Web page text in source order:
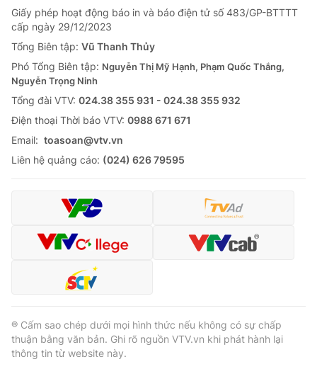
Giấy phép hoạt động báo in và báo điện tử số 483/GP-BTTTT
cấp ngày 29/12/2023
Tổng Biên tập: Vũ Thanh Thủy
Phó Tổng Biên tập: Nguyễn Thị Mỹ Hạnh, Phạm Quốc Thắng,
Nguyễn Trọng Ninh
Tổng đài VTV: 024.38 355 931 - 024.38 355 932
Ðiện thoại Thời báo VTV: 0988 671 671
Email: toasoan@vtv.vn
Liên hệ quảng cáo: (024) 626 79595
® Cấm sao chép dưới mọi hình thức nếu không có sự chấp
thuận bằng văn bản. Ghi rõ nguồn VTV.vn khi phát hành lại
thông tin từ website này.